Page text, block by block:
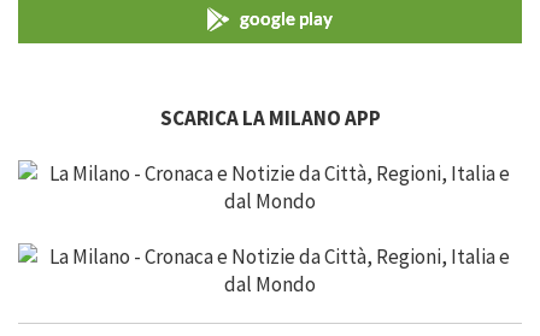
google play
SCARICA LA MILANO APP